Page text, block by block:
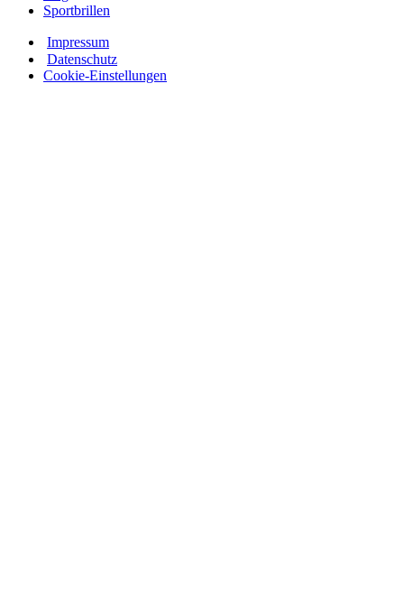
Sportbrillen
Impressum
Datenschutz
Cookie-Einstellungen